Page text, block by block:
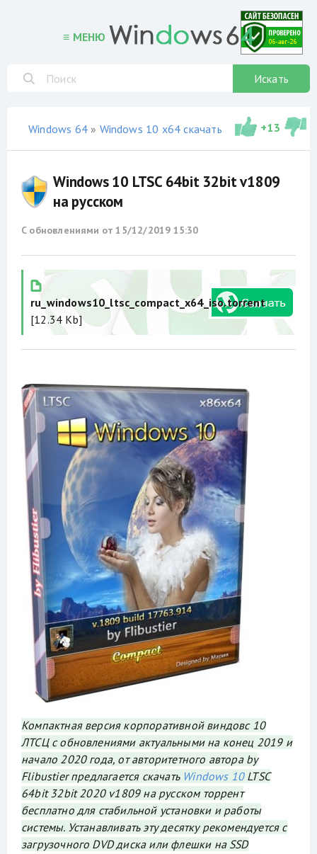
≡ МЕНЮ
Искать
Windows 64» Windows 10 x64 скачать торрент»сборки
+13
Windows 10 LTSC 64bit 32bit v1809
на русском
С обновлениями от15/12/2019 15:30
ru_windows10_ltsc_compact_x64_iso.torrent
[12.34 Kb]
Компактная версия корпоративной виндовс 10
ЛТСЦ с обновлениями актуальными на конец 2019 и
начало 2020 года, от авторитетного автора by
Flibustier предлагается скачать Windows 10LTSC
64bit 32bit 2020 v1809 на русском торрент
бесплатно для стабильной установки и работы
системы. Устанавливать эту десятку рекомендуется с
загрузочного DVD диска или флешки на SSD